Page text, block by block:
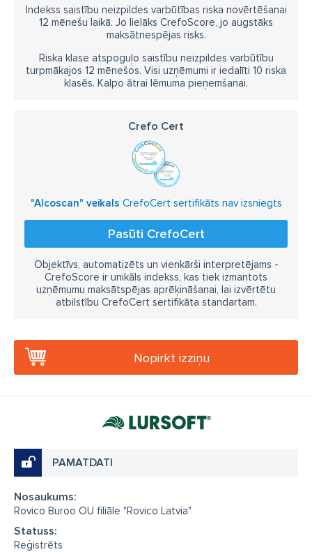
Indekss saistību neizpildes varbūtības riska novērtēšanai
12 mēnešu laikā. Jo lielāks CrefoScore, jo augstāks
maksātnespējas risks.
Riska klase atspoguļo saistību neizpildes varbūtību
turpmākajos 12 mēnešos. Visi uzņēmumi ir iedalīti 10 riska
klasēs. Kalpo ātrai lēmuma pieņemšanai.
Crefo Cert
"Alcoscan" veikals CrefoCert sertifikāts nav izsniegts
Pasūti CrefoCert
Objektīvs, automatizēts un vienkārši interpretējams -
CrefoScore ir unikāls indekss, kas tiek izmantots
uzņēmumu maksātspējas aprēķināšanai, lai izvērtētu
atbilstību CrefoCert sertifikāta standartam.
Nopirkt izziņu
PAMATDATI
Nosaukums:
Rovico Buroo OU filiāle "Rovico Latvia"
Statuss:
Reģistrēts